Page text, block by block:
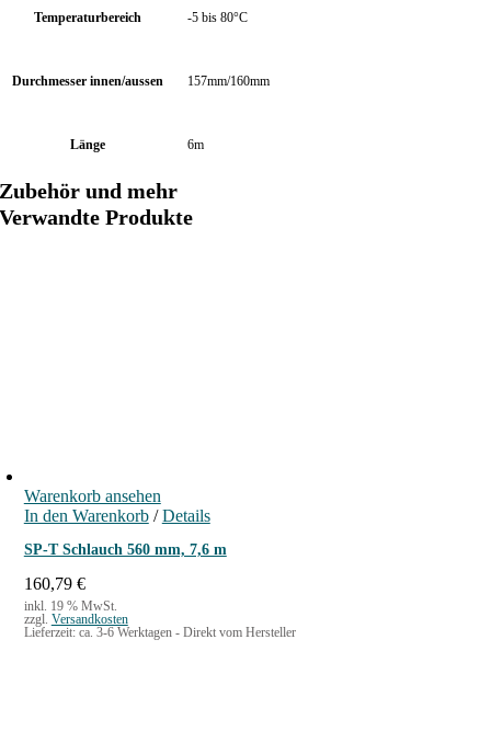
Temperaturbereich -5 bis 80°C
Durchmesser innen/aussen 157mm/160mm
Länge 6m
Zubehör und mehr
Verwandte Produkte
Warenkorb ansehen
In den Warenkorb / Details
SP-T Schlauch 560 mm, 7,6 m
160,79 €
inkl. 19 % MwSt.
zzgl. Versandkosten
Lieferzeit: ca. 3-6 Werktagen - Direkt vom Hersteller